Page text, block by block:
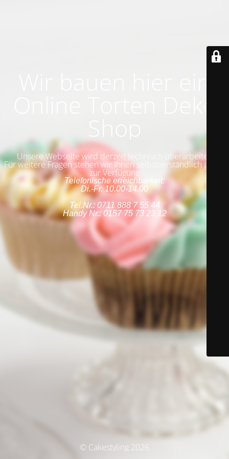
Unsere Webseite wird derzeit technisch überarbeitet.
Für weitere Fragen stehen wir Ihnen selbstverständlich gerne
zur Verfügung
Telefonische erreichbarkeit:
Di.-Fr. 10.00-14.00
Tel.Nr.: 0711 888 7 55 44
Handy Nr.: 0157 75 73 23 12
© Cakestyling 2026